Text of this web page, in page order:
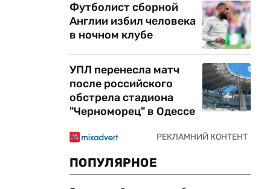
Футболист сборной
Англии избил человека
в ночном клубе
УПЛ перенесла матч
после российского
обстрела стадиона
"Черноморец" в Одессе
ПОПУЛЯРНОЕ